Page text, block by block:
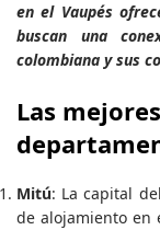
en el Vaupés
buscan una
colombiana y sus
Las
Mitú: La capital
de alojamiento en